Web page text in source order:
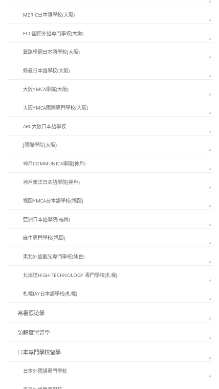
MERIC日本語學校(大阪)
ECC國際外語專門學校(大阪)
翼路學園日本語學校(大阪)
修曼日本語學校(大阪)
大阪YMCA學院(大阪)
大阪YMCA國際專門學校(大阪)
ARC大阪日本語學校
J國際學院(大阪)
神戶COMMUNICA學院(神戶)
神戶東洋日本語學院(神戶)
福岡YMCA日本語學校(福岡)
亞洲日本語學院(福岡)
麻生專門學校(福岡)
東北外語觀光專門學校(仙台)
北海道HIGH-TECHNOLOGY 專門學校(札幌)
札幌IAY日本語學校(札幌)
寒暑假遊學
領薪實習留學
日本專門學校留學
日本外國語專門學校